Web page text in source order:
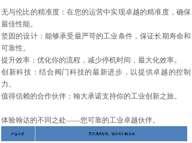
无与伦比的精准度：在您的运营中实现卓越的精准度，确保
最佳性能。
坚固的设计：能够承受最严苛的工业条件，保证长期寿命和
可靠性。
提升效率：优化你的流程，减少停机时间，最大化效率。
创新科技：结合阀门科技的最新进步，以提供卓越的控制
力。
值得信赖的合作伙伴：翰大承诺支持你的工业创新之旅。
体验翰达的不同之处——您可靠的工业卓越伙伴。